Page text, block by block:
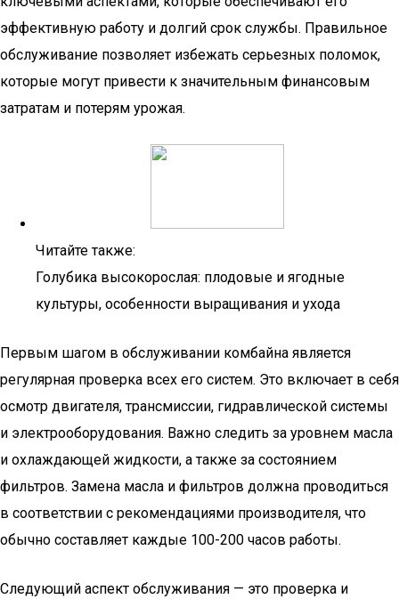
эффективную работу и долгий срок службы. Правильное
обслуживание позволяет избежать серьезных поломок,
которые могут привести к значительным финансовым
затратам и потерям урожая.
Читайте также:
Голубика высокорослая: плодовые и ягодные
культуры, особенности выращивания и ухода
Первым шагом в обслуживании комбайна является
регулярная проверка всех его систем. Это включает в себя
осмотр двигателя, трансмиссии, гидравлической системы
и электрооборудования. Важно следить за уровнем масла
и охлаждающей жидкости, а также за состоянием
фильтров. Замена масла и фильтров должна проводиться
в соответствии с рекомендациями производителя, что
обычно составляет каждые 100-200 часов работы.
Следующий аспект обслуживания — это проверка и